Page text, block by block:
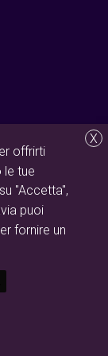
X
offrirti
le tue
"Accetta",
puoi
fornire un